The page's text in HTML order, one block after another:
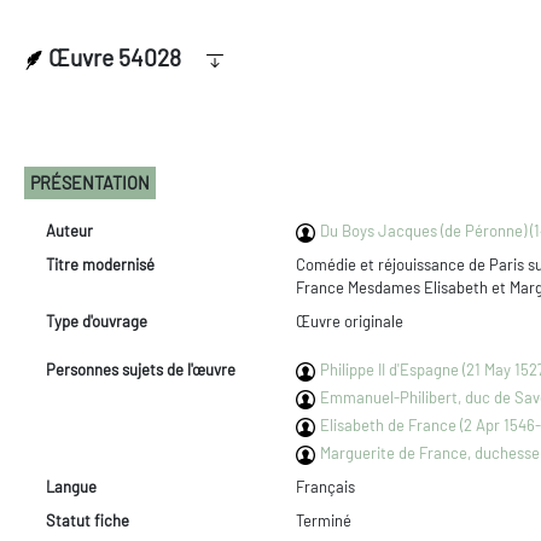
Œuvre 54028
PRÉSENTATION
Auteur
Du Boys Jacques (de Péronne)
Titre modernisé
Comédie et réjouissance de Paris
France Mesdames Elisabeth et
Type d'ouvrage
Œuvre originale
Personnes sujets de l'œuvre
Philippe II d'Espagne (21 May
Emmanuel-Philibert, duc de
Elisabeth de France (2 Apr
Marguerite de France,
Langue
Français
Statut fiche
Terminé